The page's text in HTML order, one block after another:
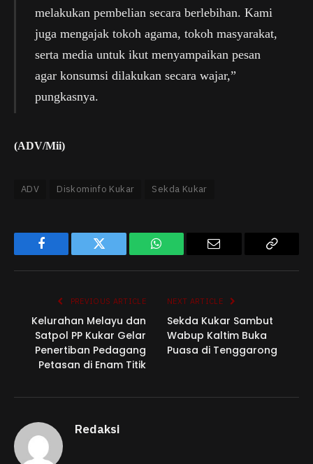
melakukan pembelian secara berlebihan. Kami
juga mengajak tokoh agama, tokoh masyarakat,
serta media untuk ikut menyampaikan pesan
agar konsumsi dilakukan secara wajar,”
pungkasnya.
(ADV/Mii)
ADV Diskominfo Kukar Sekda Kukar
Facebook Twitter WhatsApp
PREVIOUS ARTICLE
Kelurahan Melayu dan
Satpol PP Kukar Gelar
Penertiban Pedagang
Petasan di Enam Titik
NEXT ARTICLE
Sekda Kukar Sambut
Wabup Kaltim Buka
Puasa di Tenggarong
Redaksi